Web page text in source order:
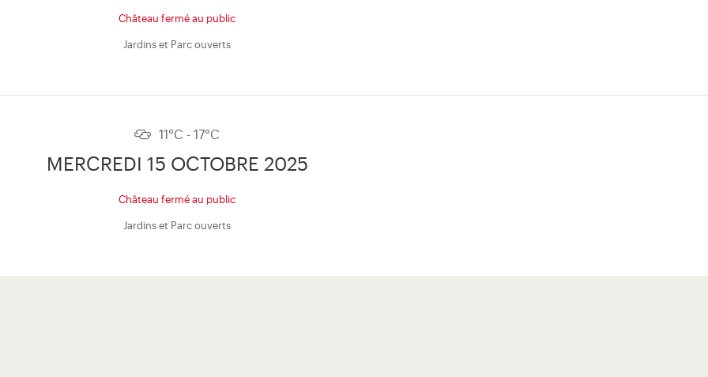
Château fermé au public
Jardins et Parc ouverts
11°C - 17°C
MERCREDI 15 OCTOBRE 2025
Château fermé au public
Jardins et Parc ouverts